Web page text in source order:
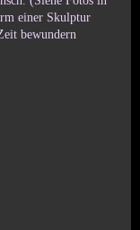
einer Skulptur
bewundern